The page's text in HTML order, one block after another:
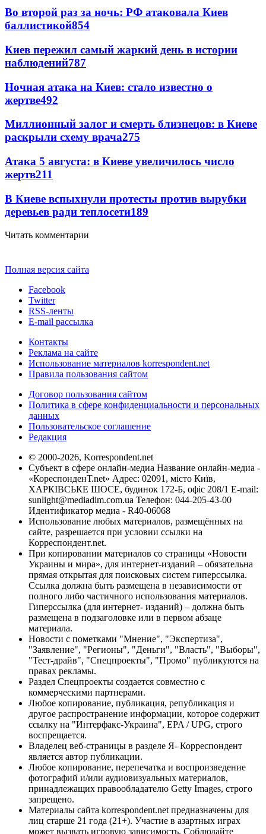
Во второй раз за ночь: РФ атаковала Киев
баллистикой854
Киев пережил самый жаркий день в истории
наблюдений787
Ночная атака на Киев: стало известно о
жертве492
Миллионный залог и смерть близнецов: в Киеве
раскрыли схему врача275
Атака 5 августа: в Киеве увеличилось число
жертв211
В Киеве вспыхнули протесты против вырубки
деревьев ради теплосети189
Читать комментарии
Полная версия сайта
Facebook
Twitter
RSS-ленты
E-mail рассылка
Контакты
Реклама на сайте
Использование материалов korrespondent.net
Правила пользования сайтом
Договор пользования сайтом
Политика в сфере конфиденциальности и персональных
данных
Пользовательское соглашение
Редакция
© 2000-2026, Korrespondent.net
Субъект в сфере онлайн-медиа Название онлайн-медиа -
«КореспонденТ.net» Адрес: 02091, місто Київ,
ХАРКІВСЬКЕ ШОСЕ, будинок 172-Б, офіс 208/1 E-mail:
sunlight@mediadim.com.ua Телефон: 044-205-43-00
Идентификатор медиа - R40-06068
Использование любых материалов, размещённых на
сайте, разрешается при условии ссылки на
Корреспондент.net.
При копировании материалов со страницы «Новости
Украины и мира», для интернет-изданий – обязательна
прямая открытая для поисковых систем гиперссылка.
Ссылка должна быть размещена в независимости от
полного либо частичного использования материалов.
Гиперссылка (для интернет- изданий) – должна быть
размещена в подзаголовке или в первом абзаце
материала.
Новости с пометками "Мнение", "Экспертиза",
"Заявление", "Регионы", "Деньги", "Власть", "Выборы",
"Тест-драйв", "Спецпроекты", "Промо" публикуются на
правах рекламы.
Раздел Спецпроекты создается совместно с
коммерческими партнерами.
Любое копирование, публикация, републикация и
другое распространение информации, которое содержит
ссылку на "Интерфакс-Украина", EPA / UPG, строго
воспрещается.
Владелец веб-страницы в разделе Я- Корреспондент
является автор публикации.
Любое копирование, перепечатка и воспроизведение
фотографий и/или аудиовизуальных материалов,
принадлежащих правообладателю Getty Images, строго
запрещено.
Материалы сайта korrespondent.net предназначены для
лиц старше 21 года (21+). Участие в азартных играх
может вызвать игровую зависимость. Соблюдайте